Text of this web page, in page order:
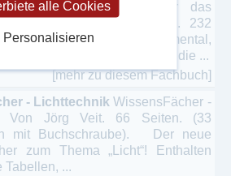
gemacht. Praxistipps für das
Ulrich C. Heckner. 2012. 232
Buch hilft sich mental,
und organisatorisch auf die ...
[mehr zu diesem Fachbuch]
- Lichttechnik WissensFächer -
Von Jörg Veit. 66 Seiten. (33
mit Buchschraube). Der neue
zum Thema „Licht“! Enthalten
Tabellen, ...
alle Cookies
Personalisieren